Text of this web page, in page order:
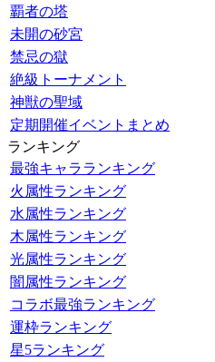
覇者の塔
未開の砂宮
禁忌の獄
絶級トーナメント
神獣の聖域
定期開催イベントまとめ
ランキング
最強キャラランキング
火属性ランキング
水属性ランキング
木属性ランキング
光属性ランキング
闇属性ランキング
コラボ最強ランキング
運枠ランキング
星5ランキング